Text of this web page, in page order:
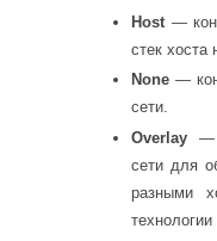
Host —
стек хоста
None —
сети.
Overlay —
сети для
разными
технологии